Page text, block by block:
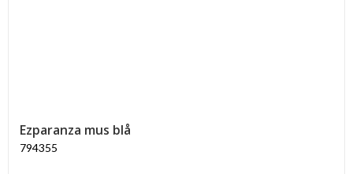
Ezparanza mus blå
794355